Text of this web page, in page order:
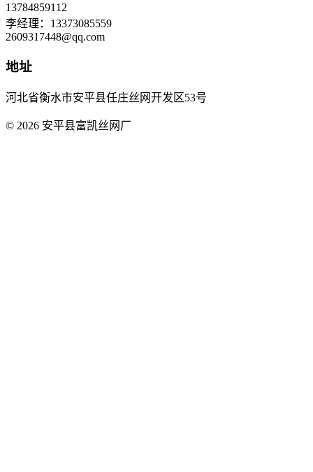
13784859112
李经理：13373085559
2609317448@qq.com
地址
河北省衡水市安平县任庄丝网开发区53号
© 2026 安平县富凯丝网厂